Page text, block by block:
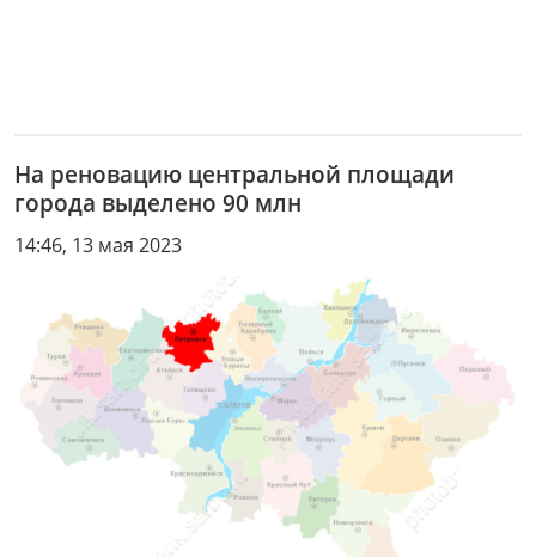
На реновацию центральной площади
города выделено 90 млн
14:46, 13 мая 2023